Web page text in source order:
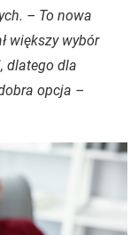
– To nowa
większy wybór
dlatego dla
opcja –